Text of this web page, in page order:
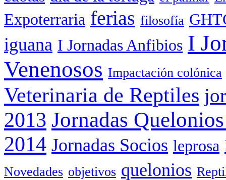
Expoterraria ferias filosofía
iguana I Jornadas Anfibios I
Venenosos Impactación colónica
Veterinaria de Reptiles
2013 Jornadas
2014 Jornadas Socios leprosa
Novedades objetivos quelonios